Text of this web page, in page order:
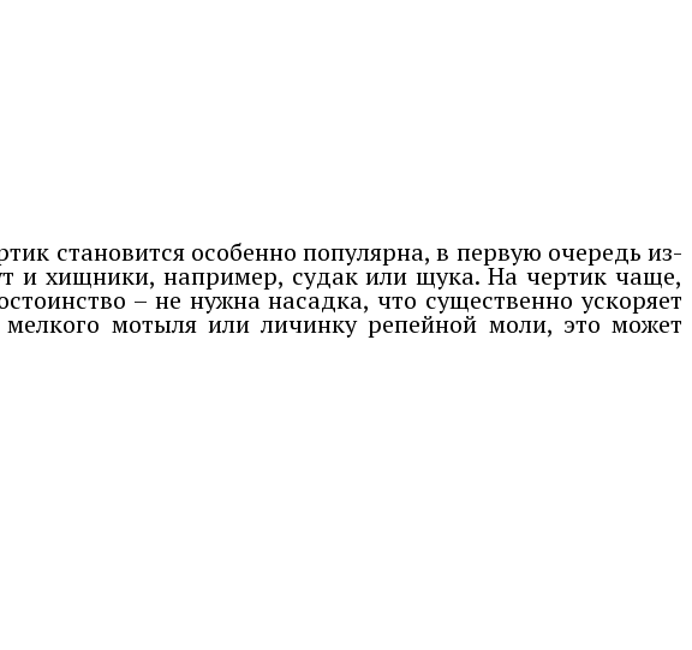
становится особенно популярна, в первую очередь из-
и хищники, например, судак или щука. На чертик чаще,
– не нужна насадка, что существенно ускоряет
мотыля или личинку репейной моли, это может